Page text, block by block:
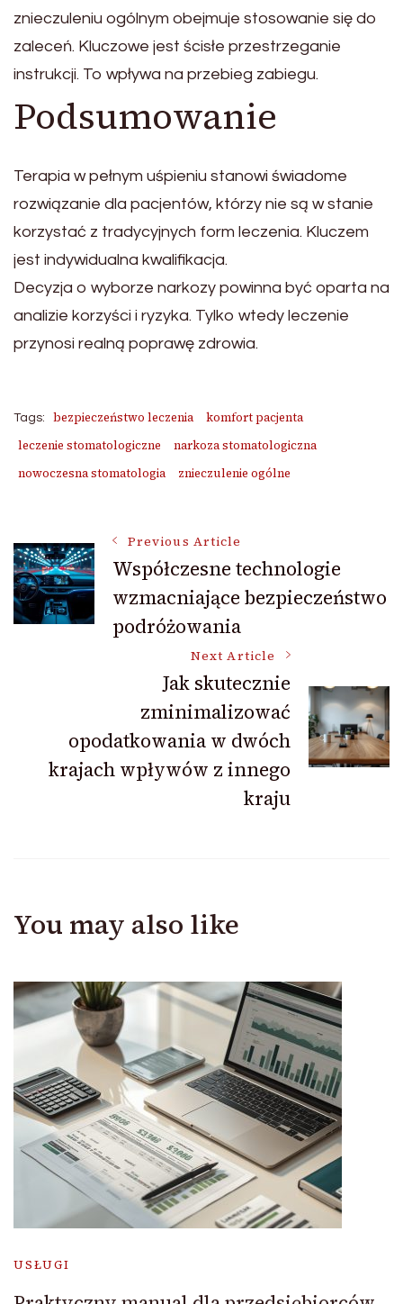
znieczuleniu ogólnym obejmuje stosowanie się do
zaleceń. Kluczowe jest ścisłe przestrzeganie
instrukcji. To wpływa na przebieg zabiegu.
Podsumowanie
Terapia w pełnym uśpieniu stanowi świadome
rozwiązanie dla pacjentów, którzy nie są w stanie
korzystać z tradycyjnych form leczenia. Kluczem
jest indywidualna kwalifikacja.
Decyzja o wyborze narkozy powinna być oparta na
analizie korzyści i ryzyka. Tylko wtedy leczenie
przynosi realną poprawę zdrowia.
Tags: bezpieczeństwo leczenia
komfort pacjenta
leczenie stomatologiczne
narkoza stomatologiczna
nowoczesna stomatologia
znieczulenie ogólne
Post
Navigation
Previous Article
Współczesne technologie
wzmacniające bezpieczeństwo
podróżowania
Next Article
Jak skutecznie
zminimalizować
opodatkowania w dwóch
krajach wpływów z innego
kraju
You may also like
USŁUGI